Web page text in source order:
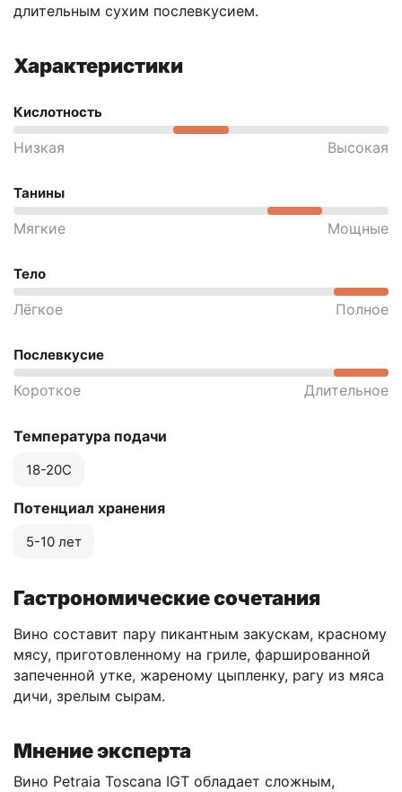
длительным сухим послевкусием.
Характеристики
Кислотность
Низкая Высокая
Танины
Мягкие Мощные
Тело
Лёгкое Полное
Послевкусие
Короткое Длительное
Температура подачи
18-20С
Потенциал хранения
5-10 лет
Гастрономические сочетания
Вино составит пару пикантным закускам, красному
мясу, приготовленному на гриле, фаршированной
запеченной утке, жареному цыпленку, рагу из мяса
дичи, зрелым сырам.
Мнение эксперта
Вино Petraia Toscana IGT обладает сложным,